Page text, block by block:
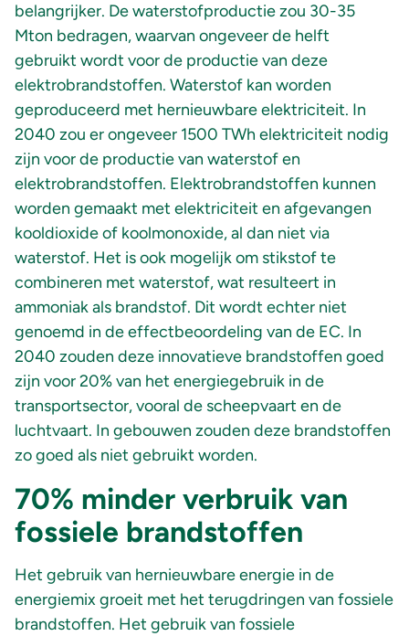
belangrijker. De waterstofproductie zou 30-35
Mton bedragen, waarvan ongeveer de helft
gebruikt wordt voor de productie van deze
elektrobrandstoffen. Waterstof kan worden
geproduceerd met hernieuwbare elektriciteit. In
2040 zou er ongeveer 1500 TWh elektriciteit nodig
zijn voor de productie van waterstof en
elektrobrandstoffen. Elektrobrandstoffen kunnen
worden gemaakt met elektriciteit en afgevangen
kooldioxide of koolmonoxide, al dan niet via
waterstof. Het is ook mogelijk om stikstof te
combineren met waterstof, wat resulteert in
ammoniak als brandstof. Dit wordt echter niet
genoemd in de effectbeoordeling van de EC. In
2040 zouden deze innovatieve brandstoffen goed
zijn voor 20% van het energiegebruik in de
transportsector, vooral de scheepvaart en de
luchtvaart. In gebouwen zouden deze brandstoffen
zo goed als niet gebruikt worden.
70% minder verbruik van
fossiele brandstoffen
Het gebruik van hernieuwbare energie in de
energiemix groeit met het terugdringen van fossiele
brandstoffen. Het gebruik van fossiele